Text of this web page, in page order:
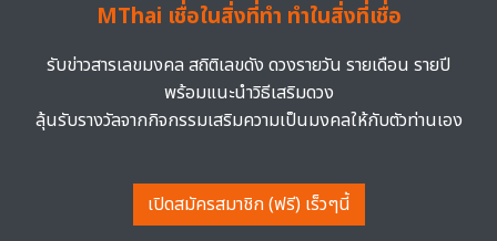
MThai เชื่อในสิ่งที่ทำ ทำในสิ่งที่เชื่อ
รับข่าวสารเลขมงคล สถิติเลขดัง ดวงรายวัน รายเดือน รายปี
พร้อมแนะนำวิธีเสริมดวง
ลุ้นรับรางวัลจากกิจกรรมเสริมความเป็นมงคลให้กับตัวท่านเอง
เปิดสมัครสมาชิก (ฟรี) เร็วๆนี้